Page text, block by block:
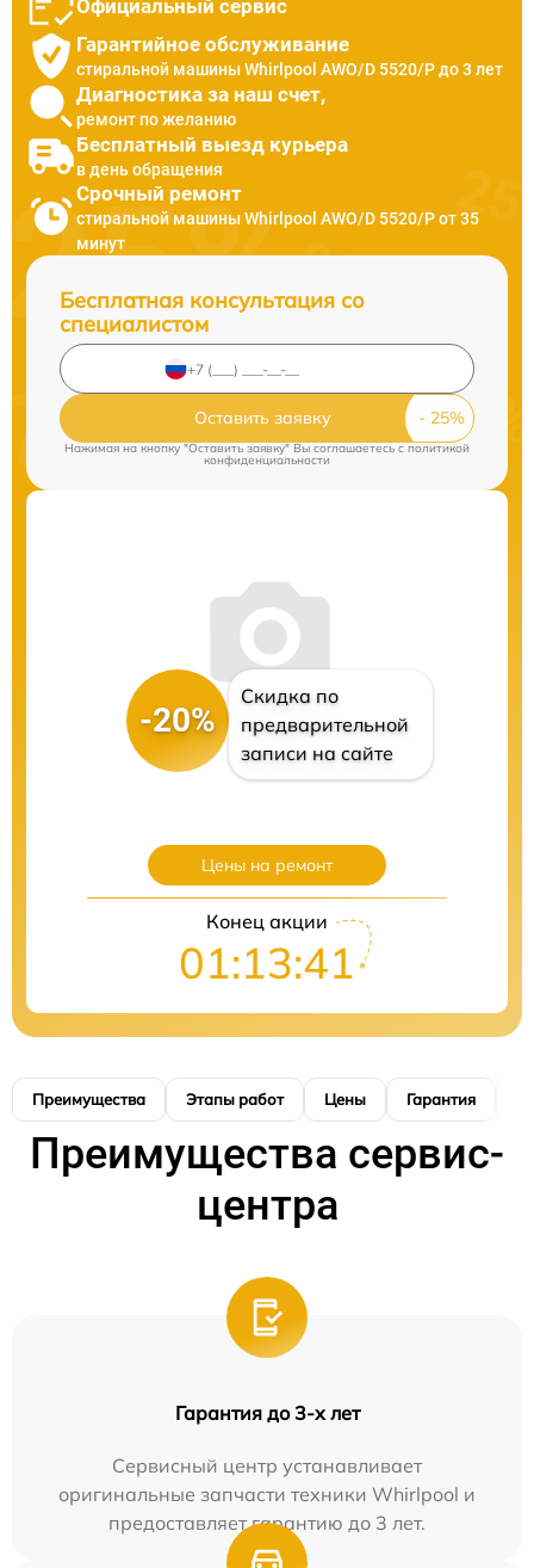
Официальный сервис
Гарантийное обслуживание
стиральной машины Whirlpool AWO/D 5520/P до 3 лет
Диагностика за наш счет,
ремонт по желанию
Бесплатный выезд курьера
в день обращения
Срочный ремонт
стиральной машины Whirlpool AWO/D 5520/P от 35
минут
Бесплатная консультация со
специалистом
Оставить заявку
Нажимая на кнопку "Оставить заявку" Вы соглашаетесь c политикой
конфиденциальности
-20%
Скидка по
предварительной
записи на сайте
Цены на ремонт
Конец акции
01:13:40
Преимущества Этапы работ Цены Гарантия
Преимущества сервис-
центра
Гарантия до 3-х лет
Сервисный центр устанавливает
оригинальные запчасти техники Whirlpool и
предоставляет гарантию до 3 лет.